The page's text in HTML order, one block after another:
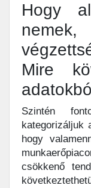
Hogy
Mire
Szintén
kategorizáljuk
hogy
csökkenő